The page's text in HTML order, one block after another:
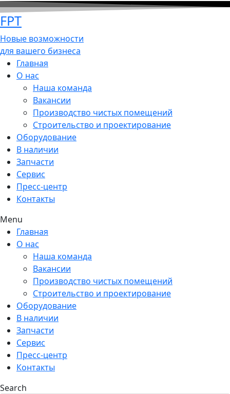
FPT
Новые возможности
для вашего бизнеса
Главная
О нас
Наша команда
Вакансии
Производство чистых помещений
Строительство и проектирование
Оборудование
В наличии
Запчасти
Сервис
Пресс-центр
Контакты
Menu
Главная
О нас
Наша команда
Вакансии
Производство чистых помещений
Строительство и проектирование
Оборудование
В наличии
Запчасти
Сервис
Пресс-центр
Контакты
Search